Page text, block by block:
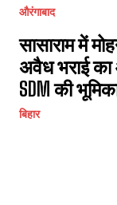
औरंगाबाद
सासाराम में
अवैध भराई
SDM की
बिहार